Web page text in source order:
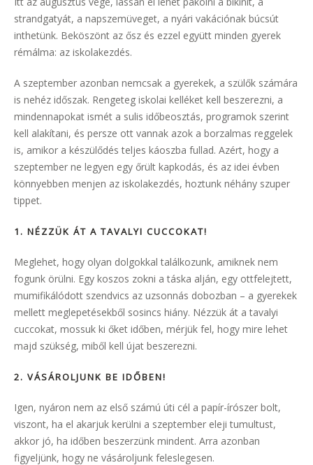
strandgatyát, a napszemüveget, a nyári vakációnak búcsút
inthetünk. Beköszönt az ősz és ezzel együtt minden gyerek
rémálma: az iskolakezdés.
A szeptember azonban nemcsak a gyerekek, a szülők számára
is nehéz időszak. Rengeteg iskolai kelléket kell beszerezni, a
mindennapokat ismét a sulis időbeosztás, programok szerint
kell alakítani, és persze ott vannak azok a borzalmas reggelek
is, amikor a készülődés teljes káoszba fullad. Azért, hogy a
szeptember ne legyen egy őrült kapkodás, és az idei évben
könnyebben menjen az iskolakezdés, hoztunk néhány szuper
tippet.
1. NÉZZÜK ÁT A TAVALYI CUCCOKAT!
Meglehet, hogy olyan dolgokkal találkozunk, amiknek nem
fogunk örülni. Egy koszos zokni a táska alján, egy ottfelejtett,
mumifikálódott szendvics az uzsonnás dobozban – a gyerekek
mellett meglepetésekből sosincs hiány. Nézzük át a tavalyi
cuccokat, mossuk ki őket időben, mérjük fel, hogy mire lehet
majd szükség, miből kell újat beszerezni.
2. VÁSÁROLJUNK BE IDŐBEN!
Igen, nyáron nem az első számú úti cél a papír-írószer bolt,
viszont, ha el akarjuk kerülni a szeptember eleji tumultust,
akkor jó, ha időben beszerzünk mindent. Arra azonban
figyeljünk, hogy ne vásároljunk feleslegesen.